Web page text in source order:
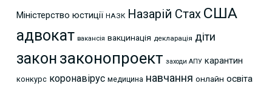
Міністерство юстиції НАЗК Назарій Стах США
адвокат вакансія вакцинація декларація діти
закон законопроект заходи АПУ карантин
конкурс коронавірус медицина навчання онлайн освіта